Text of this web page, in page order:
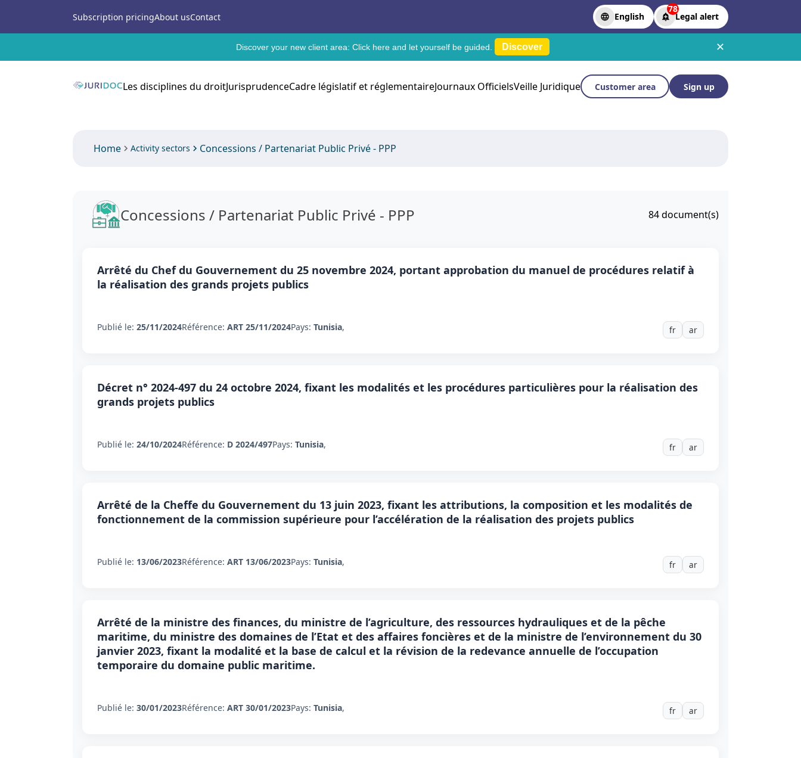
Subscription pricingAbout usContact English
78
Legal alert
Discover your new client area: Click here and let yourself be guided. Discover ✕
Les disciplines du droitJurisprudenceCadre législatif et réglementaireJournaux OfficielsVeille Juridique Customer area Sign up
Home Activity sectors Concessions / Partenariat Public Privé - PPP
Concessions / Partenariat Public Privé - PPP 84document(s)
Arrêté du Chef du Gouvernement du 25 novembre 2024, portant approbation du manuel de procédures relatif à
la réalisation des grands projets publics
Publié le: 25/11/2024Référence: ART 25/11/2024Pays: Tunisia, fr ar
Décret n° 2024-497 du 24 octobre 2024, fixant les modalités et les procédures particulières pour la réalisation des
grands projets publics
Publié le: 24/10/2024Référence: D 2024/497Pays: Tunisia, fr ar
Arrêté de la Cheffe du Gouvernement du 13 juin 2023, fixant les attributions, la composition et les modalités de
fonctionnement de la commission supérieure pour l’accélération de la réalisation des projets publics
Publié le: 13/06/2023Référence: ART 13/06/2023Pays: Tunisia, fr ar
Arrêté de la ministre des finances, du ministre de l’agriculture, des ressources hydrauliques et de la pêche
maritime, du ministre des domaines de l’Etat et des affaires foncières et de la ministre de l’environnement du 30
janvier 2023, fixant la modalité et la base de calcul et la révision de la redevance annuelle de l’occupation
temporaire du domaine public maritime.
Publié le: 30/01/2023Référence: ART 30/01/2023Pays: Tunisia, fr ar